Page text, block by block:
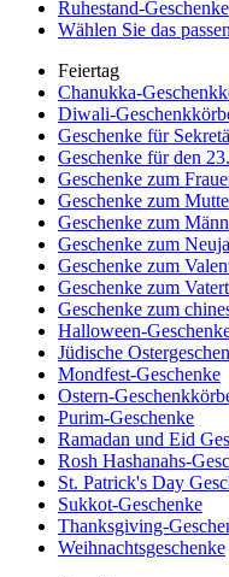
Ruhestand-Geschenke
Wählen Sie das
Feiertag
Chanukka-
Diwali-
Geschenke für
Geschenke für den
Geschenke zum
Geschenke zum
Geschenke zum
Geschenke zum
Geschenke zum
Geschenke zum
Geschenke zum
Halloween-
Jüdische
Mondfest-Geschenke
Ostern-
Purim-Geschenke
Ramadan und Eid
Rosh Hashanahs-
St. Patrick's Day
Sukkot-Geschenke
Thanksgiving-
Weihnachtsgeschenke